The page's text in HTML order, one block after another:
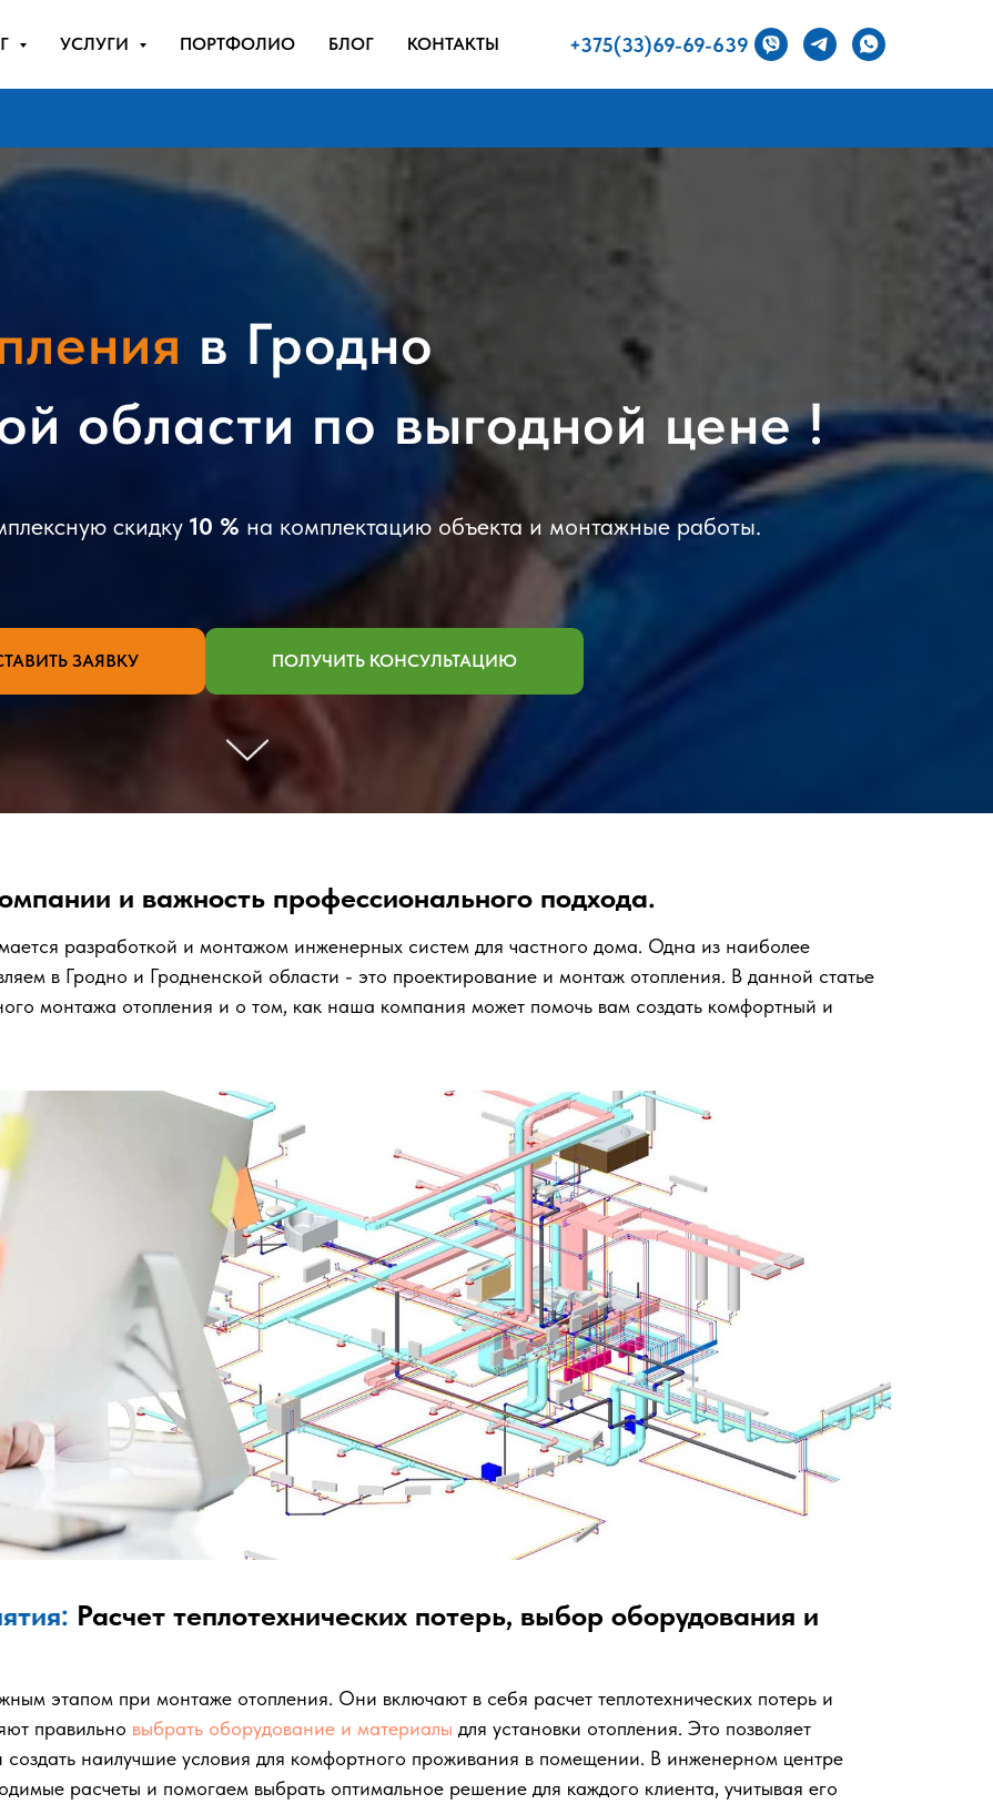
УСЛУГИ ПОРТФОЛИО БЛОГ КОНТАКТЫ +375(33)69-69-639
в Гродно
области по выгодной цене !
скидку 10 % на комплектацию объекта и монтажные работы.
ЗАЯВКУ ПОЛУЧИТЬ КОНСУЛЬТАЦИЮ
и важность профессионального подхода.
разработкой и монтажом инженерных систем для частного дома. Одна из наиболее
в Гродно и Гродненской области - это проектирование и монтаж отопления. В данной статье
монтажа отопления и о том, как наша компания может помочь вам создать комфортный и
Расчет теплотехнических потерь, выбор оборудования и
этапом при монтаже отопления. Они включают в себя расчет теплотехнических потерь и
правильно выбрать оборудование и материалы для установки отопления. Это позволяет
создать наилучшие условия для комфортного проживания в помещении. В инженерном центре
расчеты и помогаем выбрать оптимальное решение для каждого клиента, учитывая его